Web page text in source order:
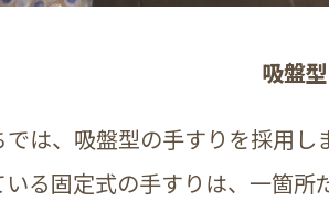
吸盤
は、吸盤型の手すりを採用し
る固定式の手すりは、一箇所